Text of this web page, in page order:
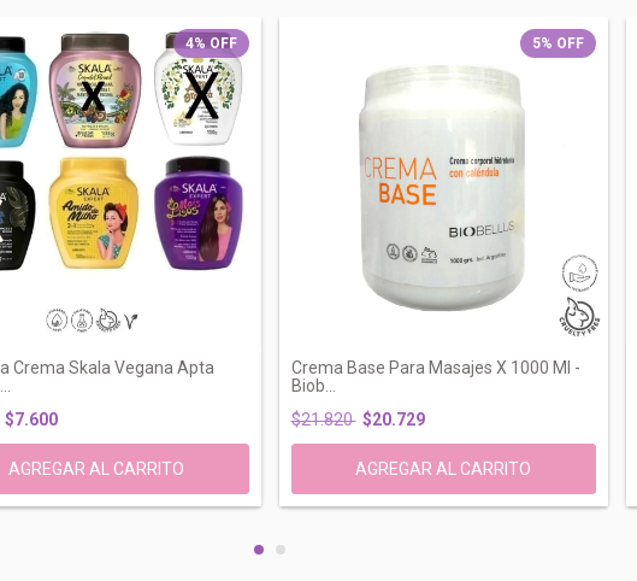
4% OFF
Crema Skala Vegana Apta
$7.600
5% OFF
Crema Base Para Masajes X 1000 Ml -
Biob...
$21.820 $20.729